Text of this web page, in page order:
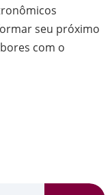
seu próximo
com o